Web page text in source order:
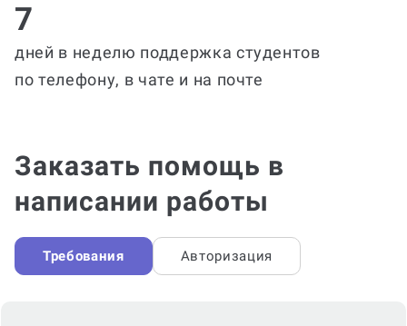
7
дней в неделю поддержка студентов
по телефону, в чате и на почте
Заказать помощь в
написании работы
Требования Авторизация